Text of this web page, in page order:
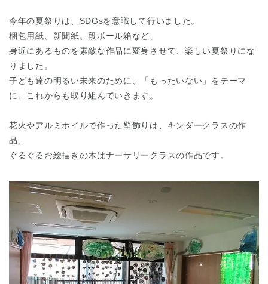
今年の夏祭りは、SDGsを意識して行いました。
梱包用紙、新聞紙、段ボール箱など、
身近にあるものを素敵な作品に変身させて、楽しい夏祭りにな
りました。
子ども達の明るい未来のために、「もったいない」をテーマ
に、これからも取り組んでいきます。
花火やアルミホイルで作った壁飾りは、キンダークラスの作
品、
ぐるぐるお絵描きの木はナーサリークラスの作品です。